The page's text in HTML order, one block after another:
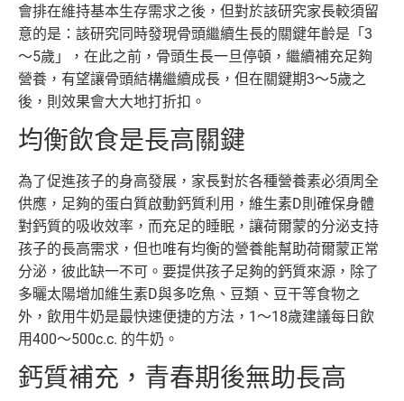
會排在維持基本生存需求之後，但對於該研究家長較須留
意的是：該研究同時發現骨頭繼續生長的關鍵年齡是「3
～5歲」，在此之前，骨頭生長一旦停頓，繼續補充足夠
營養，有望讓骨頭結構繼續成長，但在關鍵期3～5歲之
後，則效果會大大地打折扣。
均衡飲食是長高關鍵
為了促進孩子的身高發展，家長對於各種營養素必須周全
供應，足夠的蛋白質啟動鈣質利用，維生素D則確保身體
對鈣質的吸收效率，而充足的睡眠，讓荷爾蒙的分泌支持
孩子的長高需求，但也唯有均衡的營養能幫助荷爾蒙正常
分泌，彼此缺一不可。要提供孩子足夠的鈣質來源，除了
多曬太陽增加維生素D與多吃魚、豆類、豆干等食物之
外，飲用牛奶是最快速便捷的方法，1～18歲建議每日飲
用400～500c.c. 的牛奶。
鈣質補充，青春期後無助長高